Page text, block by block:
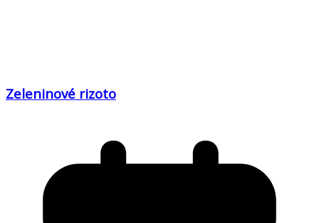
Zeleninové rizoto